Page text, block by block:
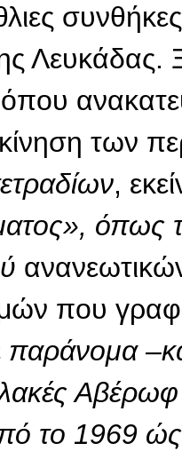
των
,
όπως
που
παράνομα
Αβέρωφ
το 1969